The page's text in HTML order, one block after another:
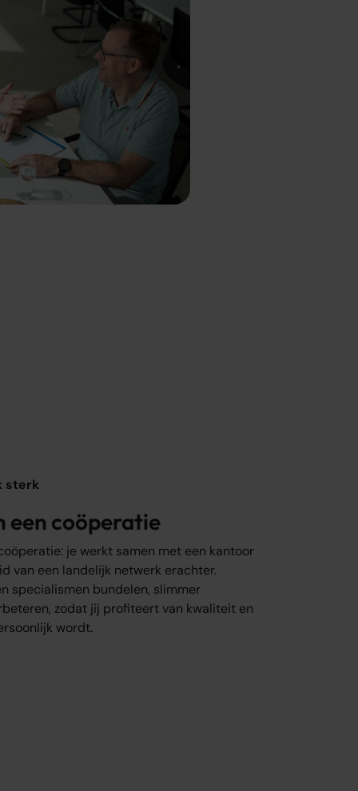
sterk
een coöperatie
je werkt samen met een kantoor
van een landelijk netwerk erachter.
specialismen bundelen, slimmer
zodat jij profiteert van kwaliteit en
wordt.